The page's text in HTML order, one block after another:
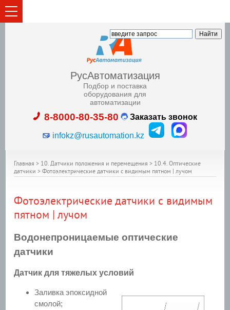
РусАвтоматизация
Подбор и поставка
оборудования для
автоматизации
8-8000-80-35-80 Заказать звонок
infokz@rusautomation.kz
Главная > 10. Датчики положения и перемещения > 10.4. Оптические
датчики > Фотоэлектрические датчики с видимым пятном | лучом
Фотоэлектрические датчики с видимым
пятном | лучом
Водонепроницаемые оптические
датчики
Датчик для тяжелых условий
Заливка эпоксидной
смолой;